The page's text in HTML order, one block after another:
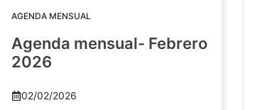
AGENDA MENSUAL
Agenda mensual- Febrero
2026
02/02/2026